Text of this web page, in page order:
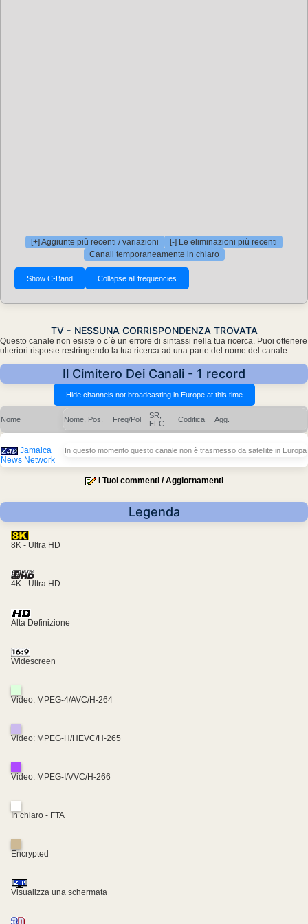
[+] Aggiunte più recenti / variazioni
[-] Le eliminazioni più recenti
Canali temporaneamente in chiaro
TV - NESSUNA CORRISPONDENZA TROVATA
Questo canale non esiste o c´è un errore di sintassi nella tua ricerca. Puoi ottenere
ulteriori risposte restringendo la tua ricerca ad una parte del nome del canale.
Il Cimitero Dei Canali - 1 record
Nome Nome, Pos. Freq/Pol
SR,
FEC
Codifica Agg.
Jamaica
News Network
In questo momento questo canale non è trasmesso da satellite in Europa
I Tuoi commenti / Aggiornamenti
Legenda
8K - Ultra HD
4K - Ultra HD
Alta Definizione
Widescreen
Video: MPEG-4/AVC/H-264
Video: MPEG-H/HEVC/H-265
Video: MPEG-I/VVC/H-266
In chiaro - FTA
Encrypted
Visualizza una schermata